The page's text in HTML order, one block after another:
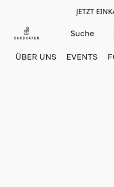
JETZT
ÜBER UNS EVENTS